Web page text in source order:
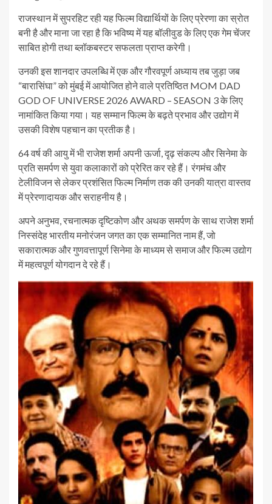
राजस्थान में सुपरहिट रही यह फिल्म विद्यार्थियों के लिए प्रेरणा का स्रोत
बनी है और माना जा रहा है कि भविष्य में यह बॉलीवुड के लिए एक गेम चेंजर
साबित होगी तथा ब्लॉकबस्टर सफलता प्राप्त करेगी।
उनकी इस शानदार उपलब्धि में एक और गौरवपूर्ण अध्याय तब जुड़ा जब
“बारासिंघा” को मुंबई में आयोजित होने वाले प्रतिष्ठित MOM DAD
GOD OF UNIVERSE 2026 AWARD – SEASON 3 के लिए
नामांकित किया गया। यह सम्मान फिल्म के बढ़ते प्रभाव और उद्योग में
उसकी विशेष पहचान का प्रतीक है।
64 वर्ष की आयु में भी राजेश शर्मा अपनी ऊर्जा, दृढ़ संकल्प और सिनेमा के
प्रति समर्पण से युवा कलाकारों को प्रेरित कर रहे हैं। रंगमंच और
टेलीविजन से लेकर प्रशंसित फिल्म निर्माण तक की उनकी यात्रा वास्तव
में प्रेरणादायक और सराहनीय है।
अपने अनुभव, रचनात्मक दृष्टिकोण और अथक समर्पण के साथ राजेश शर्मा
निस्संदेह भारतीय मनोरंजन जगत का एक सम्मानित नाम हैं, जो
सकारात्मक और गुणवत्तापूर्ण सिनेमा के माध्यम से समाज और फिल्म उद्योग
में महत्वपूर्ण योगदान दे रहे हैं।